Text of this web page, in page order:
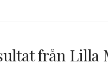
från Lilla